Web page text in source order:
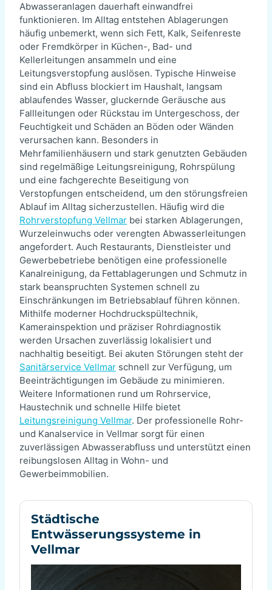
Abwasseranlagen dauerhaft einwandfrei
funktionieren. Im Alltag entstehen Ablagerungen
häufig unbemerkt, wenn sich Fett, Kalk, Seifenreste
oder Fremdkörper in Küchen-, Bad- und
Kellerleitungen ansammeln und eine
Leitungsverstopfung auslösen. Typische Hinweise
sind ein Abfluss blockiert im Haushalt, langsam
ablaufendes Wasser, gluckernde Geräusche aus
Fallleitungen oder Rückstau im Untergeschoss, der
Feuchtigkeit und Schäden an Böden oder Wänden
verursachen kann. Besonders in
Mehrfamilienhäusern und stark genutzten Gebäuden
sind regelmäßige Leitungsreinigung, Rohrspülung
und eine fachgerechte Beseitigung von
Verstopfungen entscheidend, um den störungsfreien
Ablauf im Alltag sicherzustellen. Häufig wird die
Rohrverstopfung Vellmar bei starken Ablagerungen,
Wurzeleinwuchs oder verengten Abwasserleitungen
angefordert. Auch Restaurants, Dienstleister und
Gewerbebetriebe benötigen eine professionelle
Kanalreinigung, da Fettablagerungen und Schmutz in
stark beanspruchten Systemen schnell zu
Einschränkungen im Betriebsablauf führen können.
Mithilfe moderner Hochdruckspültechnik,
Kamerainspektion und präziser Rohrdiagnostik
werden Ursachen zuverlässig lokalisiert und
nachhaltig beseitigt. Bei akuten Störungen steht der
Sanitärservice Vellmar schnell zur Verfügung, um
Beeinträchtigungen im Gebäude zu minimieren.
Weitere Informationen rund um Rohrservice,
Haustechnik und schnelle Hilfe bietet
Leitungsreinigung Vellmar. Der professionelle Rohr-
und Kanalservice in Vellmar sorgt für einen
zuverlässigen Abwasserabfluss und unterstützt einen
reibungslosen Alltag in Wohn- und
Gewerbeimmobilien.
Städtische
Entwässerungssysteme in
Vellmar